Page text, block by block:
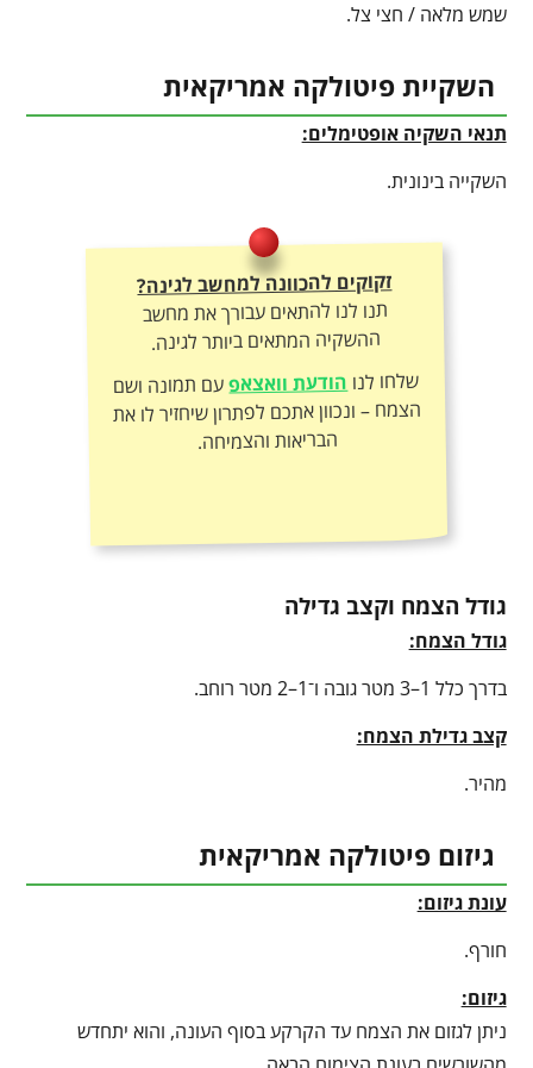
שמש מלאה / חצי צל.
השקיית פיטולקה אמריקאית
תנאי השקיה אופטימלים:
השקייה בינונית.
זקוקים להכוונה למחשב לגינה?
תנו לנו להתאים עבורך את מחשב
ההשקיה המתאים ביותר לגינה.
שלחו לנוהודעת וואצאפעם תמונה ושם
הצמח – ונכוון אתכם לפתרון שיחזיר לו את
הבריאות והצמיחה.
גודל הצמח וקצב גדילה
גודל הצמח:
בדרך כלל 1–3 מטר גובה ו־1–2 מטר רוחב.
קצב גדילת הצמח:
מהיר.
גיזום פיטולקה אמריקאית
עונת גיזום:
חורף.
גיזום:
ניתן לגזום את הצמח עד הקרקע בסוף העונה, והוא יתחדש